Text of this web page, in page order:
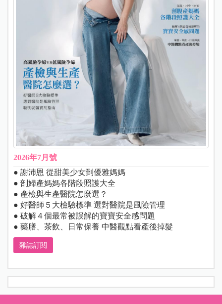
2026年7月號
● 謝沛恩 從甜美少女到優雅媽媽
● 剖婦產媽媽各階段照護大全
● 產檢與生產醫院怎麼選？
● 好醫師５大檢驗標準 選對醫院是風險管理
● 破解４個最常被誤解的寶寶安全感問題
● 藥膳、茶飲、日常保養 中醫觀點看產後掉髮
雜誌訂閱